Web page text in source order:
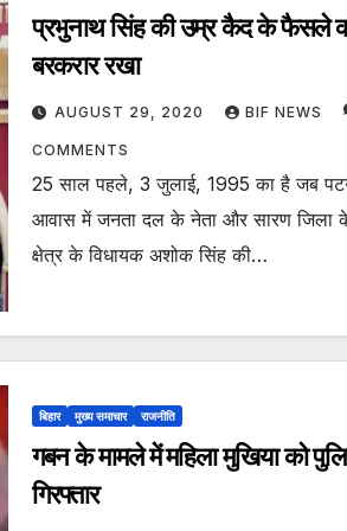
प्रभुनाथ सिंह की उम्र कैद के फैसले
बरकरार रखा
AUGUST 29, 2020 BIF NEWS
COMMENTS
25 साल पहले, 3 जुलाई, 1995 का है जब
आवास में जनता दल के नेता और सारण जिला
क्षेत्र के विधायक अशोक सिंह की…
बिहार मुख्य समाचार राजनीति
गबन के मामले में महिला मुखिया को
गिरफ्तार